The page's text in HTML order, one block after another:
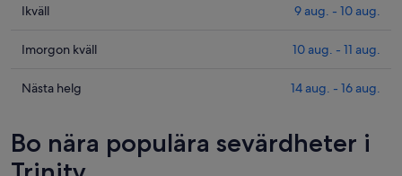
Kolla
i
för
aug.
-
Ikväll 9 aug. - 10 aug.
Kolla
i
imorgon
natt,
Imorgon kväll 10 aug. - 11 aug.
Kolla
Trinity
inför
Nästa helg 14 aug. - 16 aug.
Bo nära populära sevärdheter i